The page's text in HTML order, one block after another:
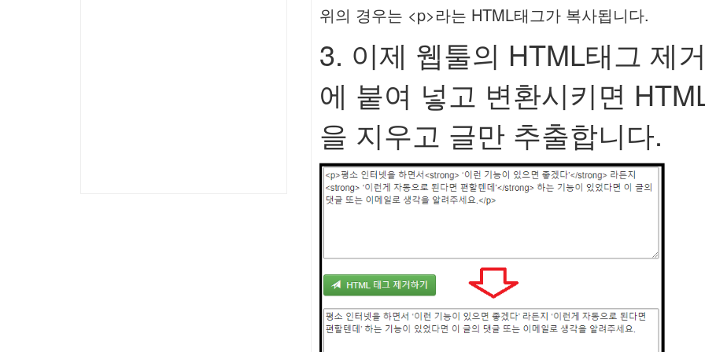
위의 경우는 <p>라는 HTML태그가 복사됩니다.
3. 이제 웹툴의 HTML태그 제
에 붙여 넣고 변환시키면
을 지우고 글만 추출합니다.